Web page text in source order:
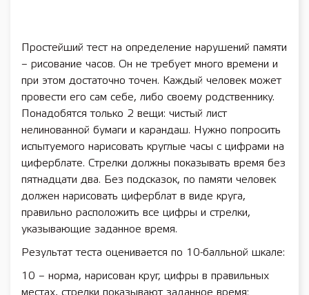
Простейший тест на определение нарушений памяти
– рисование часов. Он не требует много времени и
при этом достаточно точен. Каждый человек может
провести его сам себе, либо своему родственнику.
Понадобятся только 2 вещи: чистый лист
нелинованной бумаги и карандаш. Нужно попросить
испытуемого нарисовать круглые часы с цифрами на
циферблате. Стрелки должны показывать время без
пятнадцати два. Без подсказок, по памяти человек
должен нарисовать циферблат в виде круга,
правильно расположить все цифры и стрелки,
указывающие заданное время.
Результат теста оценивается по 10-балльной шкале:
10 – норма, нарисован круг, цифры в правильных
местах, стрелки показывают заданное время;